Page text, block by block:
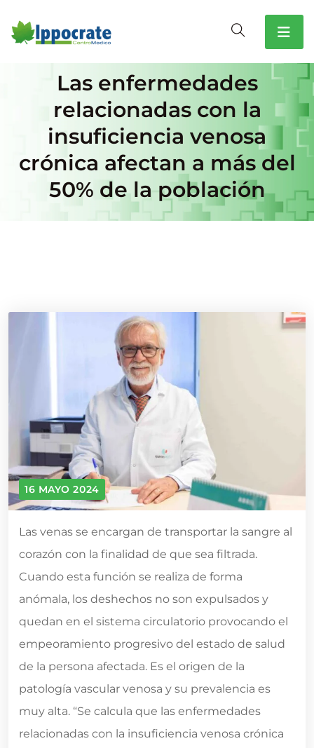
Las enfermedades
relacionadas con la
insuficiencia venosa
crónica afectan a más del
50% de la población
16 MAYO 2024
Las venas se encargan de transportar la sangre al
corazón con la finalidad de que sea filtrada.
Cuando esta función se realiza de forma
anómala, los deshechos no son expulsados y
quedan en el sistema circulatorio provocando el
empeoramiento progresivo del estado de salud
de la persona afectada. Es el origen de la
patología vascular venosa y su prevalencia es
muy alta. “Se calcula que las enfermedades
relacionadas con la insuficiencia venosa crónica